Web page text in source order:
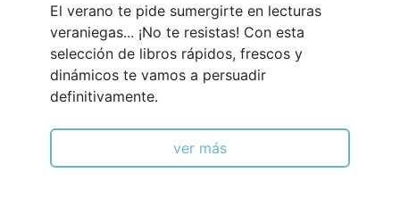
El verano te pide sumergirte en lecturas
veraniegas... ¡No te resistas! Con esta
selección de libros rápidos, frescos y
dinámicos te vamos a persuadir
definitivamente.
ver más